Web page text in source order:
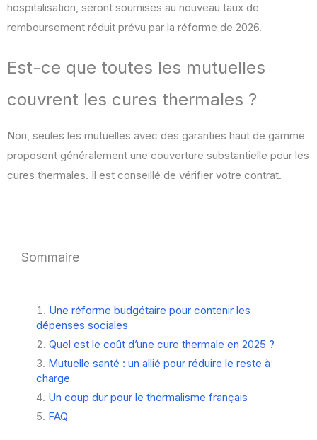
hospitalisation, seront soumises au nouveau taux de
remboursement réduit prévu par la réforme de 2026.
Est-ce que toutes les mutuelles
couvrent les cures thermales ?
Non, seules les mutuelles avec des garanties haut de gamme
proposent généralement une couverture substantielle pour les
cures thermales. Il est conseillé de vérifier votre contrat.
Sommaire
Une réforme budgétaire pour contenir les
dépenses sociales
Quel est le coût d’une cure thermale en 2025 ?
Mutuelle santé : un allié pour réduire le reste à
charge
Un coup dur pour le thermalisme français
FAQ